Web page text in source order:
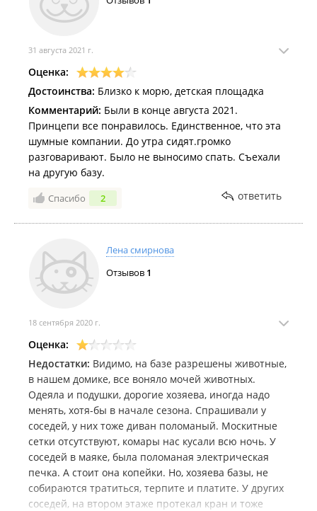
31 августа 2021 г.
Оценка:
Достоинства: Близко к морю, детская площадка
Комментарий: Были в конце августа 2021.
Принцепи все понравилось. Единственное, что эта
шумные компании. До утра сидят.громко
разговаривают. Было не выносимо спать. Съехали
на другую базу.
Спасибо 2 ответить
Лена смирнова
Отзывов 1
18 сентября 2020 г.
Оценка:
Недостатки: Видимо, на базе разрешены животные,
в нашем домике, все воняло мочей животных.
Одеяла и подушки, дорогие хозяева, иногда надо
менять, хотя-бы в начале сезона. Спрашивали у
соседей, у них тоже диван поломаный. Москитные
сетки отсутствуют, комары нас кусали всю ночь. У
соседей в маяке, была поломаная электрическая
печка. А стоит она копейки. Но, хозяева базы, не
собираются тратиться, терпите и платите. У других
соседей, на втором этаже протекал кран и тоже